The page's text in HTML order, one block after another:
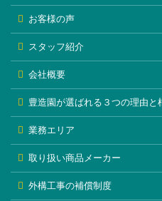
お客様の声
スタッフ紹介
会社概要
豊造園が選ばれる３つの理由と
業務エリア
取り扱い商品メーカー
外構工事の補償制度